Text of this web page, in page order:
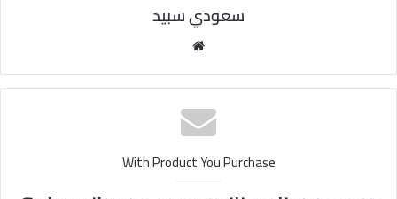
سعودي سبيد
الوي
ب
With Product You Purchase